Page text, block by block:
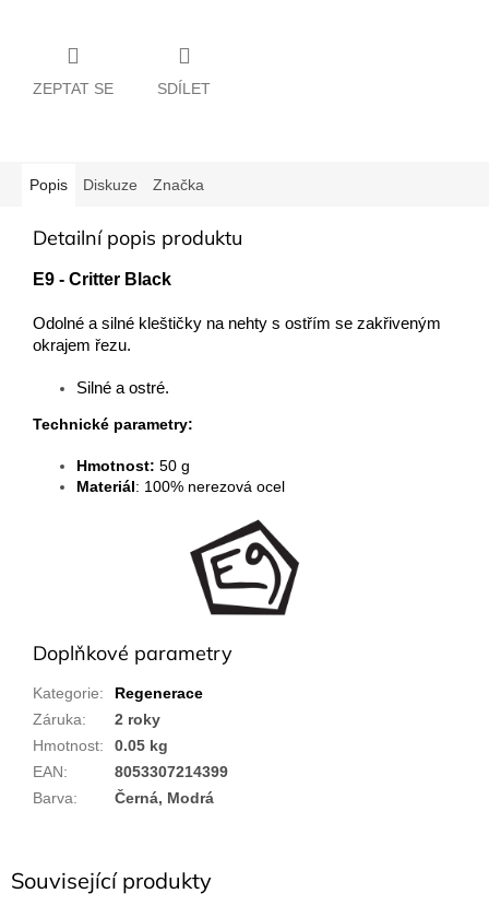
ZEPTAT SE SDÍLET
Související produkty
Popis Diskuze Značka
Detailní popis produktu
E9 - Critter Black
Odolné a silné kleštičky na nehty s ostřím se zakřiveným
okrajem řezu.
Silné a ostré.
Technické parametry:
Hmotnost: 50 g
Materiál: 100% nerezová ocel
Doplňkové parametry
Kategorie:
Regenerace
Záruka:
2 roky
Hmotnost:
0.05 kg
EAN:
8053307214399
Barva: Černá, Modrá